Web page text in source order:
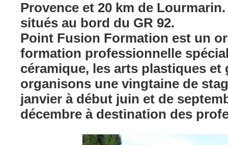
Provence et 20 km de
situés au bord du GR 92.
Point Fusion Formation est un
formation professionnelle
céramique, les arts plastiques et
organisons une vingtaine de
janvier à début juin et de
décembre à destination des